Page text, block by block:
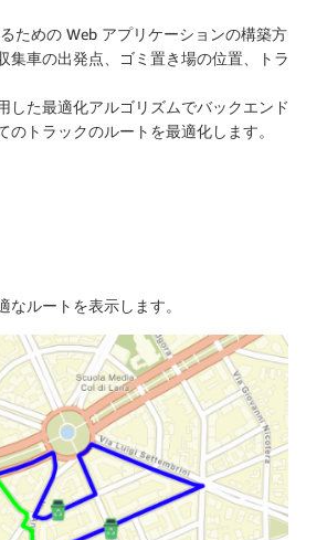
ための Web アプリケーションの構築方
車の出発点、ゴミ置き場の位置、トラ
した最適化アルゴリズムでバックエンド
トラックのルートを最適化します。
ルートを表示します。